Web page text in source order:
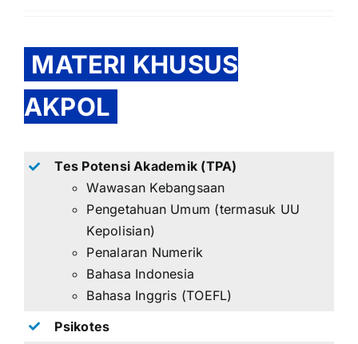
MATERI KHUSUS
AKPOL
Tes Potensi Akademik (TPA)
Wawasan Kebangsaan
Pengetahuan Umum (termasuk UU
Kepolisian)
Penalaran Numerik
Bahasa Indonesia
Bahasa Inggris (TOEFL)
Psikotes